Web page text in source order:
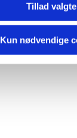
Tillad valgte
Kun nødvendige